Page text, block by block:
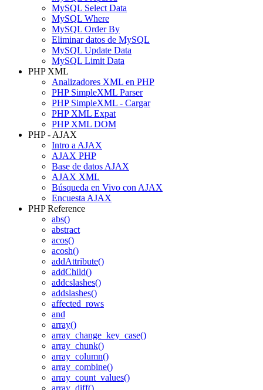
MySQL Select Data
MySQL Where
MySQL Order By
Eliminar datos de MySQL
MySQL Update Data
MySQL Limit Data
PHP XML
Analizadores XML en PHP
PHP SimpleXML Parser
PHP SimpleXML - Cargar
PHP XML Expat
PHP XML DOM
PHP - AJAX
Intro a AJAX
AJAX PHP
Base de datos AJAX
AJAX XML
Búsqueda en Vivo con AJAX
Encuesta AJAX
PHP Reference
abs()
abstract
acos()
acosh()
addAttribute()
addChild()
addcslashes()
addslashes()
affected_rows
and
array()
array_change_key_case()
array_chunk()
array_column()
array_combine()
array_count_values()
array_diff()